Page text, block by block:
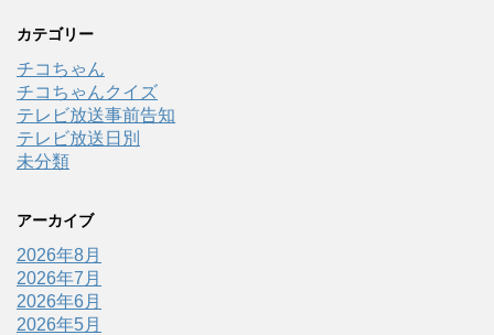
カテゴリー
チコちゃん
チコちゃんクイズ
テレビ放送事前告知
テレビ放送日別
未分類
アーカイブ
2026年8月
2026年7月
2026年6月
2026年5月